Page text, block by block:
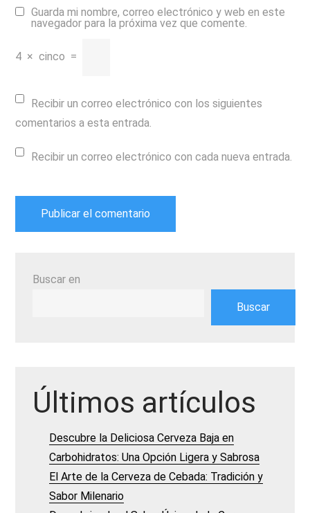
Guarda mi nombre, correo electrónico y web en este
navegador para la próxima vez que comente.
4 × cinco =
Recibir un correo electrónico con los siguientes
comentarios a esta entrada.
Recibir un correo electrónico con cada nueva entrada.
Buscar en
Buscar
Últimos artículos
Descubre la Deliciosa Cerveza Baja en
Carbohidratos: Una Opción Ligera y Sabrosa
El Arte de la Cerveza de Cebada: Tradición y
Sabor Milenario